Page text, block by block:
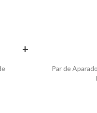
+
Par de